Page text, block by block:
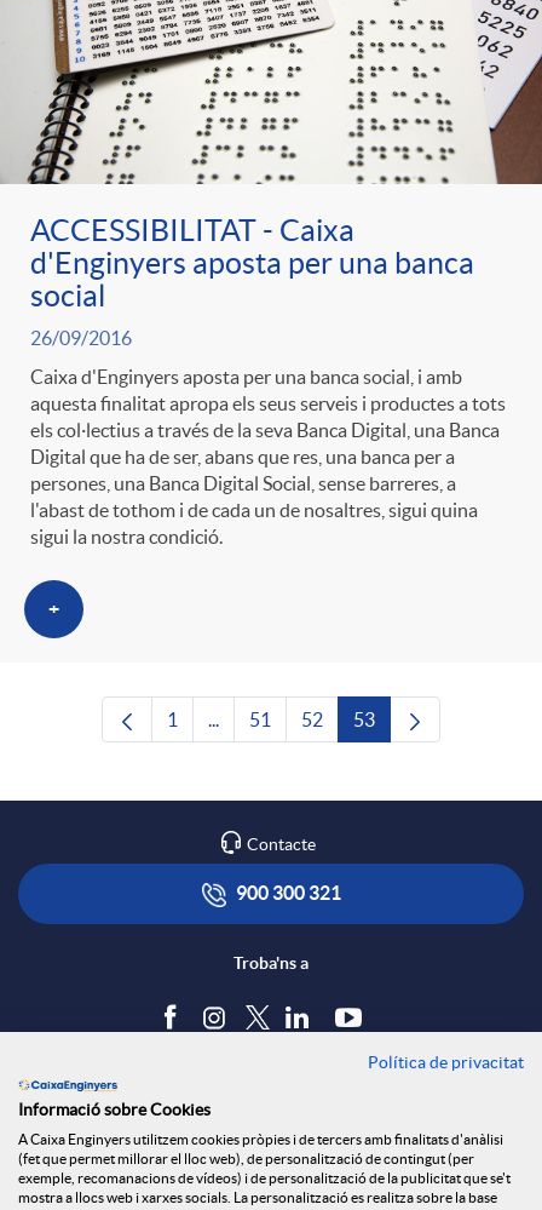
ACCESSIBILITAT - Caixa
d'Enginyers aposta per una banca
social
26/09/2016
Caixa d'Enginyers aposta per una banca social, i amb
aquesta finalitat apropa els seus serveis i productes a tots
els col·lectius a través de la seva Banca Digital, una Banca
Digital que ha de ser, abans que res, una banca per a
persones, una Banca Digital Social, sense barreres, a
l'abast de tothom i de cada un de nosaltres, sigui quina
sigui la nostra condició.
+
Pàgina
1 ...Pàgines intermèdies Utilitzeu TAB per
Pàgina
51 Pàgina
52 Pàgina
53
Contacte
900 300 321
Troba'ns a
Política de cookies
Avís legal
Política de privacitat
Informació sobre Cookies
A Caixa Enginyers utilitzem cookies pròpies i de tercers amb finalitats d'anàlisi
(fet que permet millorar el lloc web), de personalització de contingut (per
exemple, recomanacions de vídeos) i de personalització de la publicitat que se't
mostra a llocs web i xarxes socials. La personalització es realitza sobre la base